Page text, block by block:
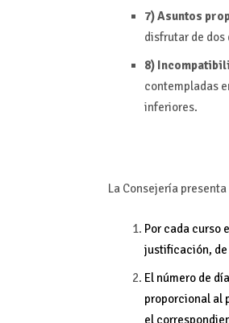
7) Asuntos
disfrutar de
8)
contempladas
inferiores.
La Consejería
Por cada curso
justificación, de
El número de
proporcional al
el